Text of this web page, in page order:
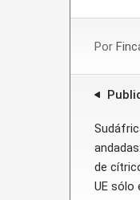
Por
de
UE sólo